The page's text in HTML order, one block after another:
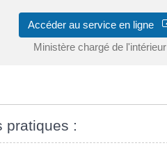
Accéder au service en ligne
Ministère chargé de l'intérieur
pratiques :